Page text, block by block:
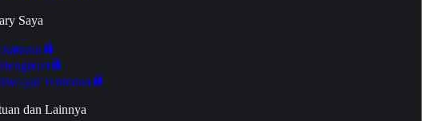
Saya
Tontonan
dan Lainnya